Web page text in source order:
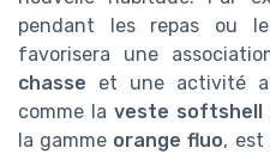
pendant les repas ou
favorisera une
chasse et une activité
comme la veste softshell
la gamme orange fluo, est